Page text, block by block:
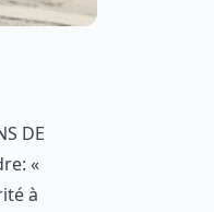
de
«
à